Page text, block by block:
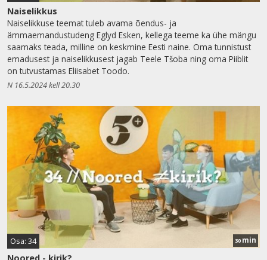
Naiselikkus
Naiselikkuse teemat tuleb avama õendus- ja
ämmaemandustudeng Eglyd Esken, kellega teeme ka ühe mängu
saamaks teada, milline on keskmine Eesti naine. Oma tunnistust
emadusest ja naiselikkusest jagab Teele Tšoba ning oma Piiblit
on tutvustamas Eliisabet Toodo.
N 16.5.2024 kell 20.30
Osa: 34 30 min
Noored - kirik?